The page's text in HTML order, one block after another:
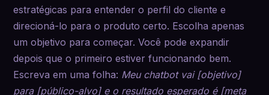
estratégicas para entender o perfil do cliente e
direcioná-lo para o produto certo. Escolha apenas
um objetivo para começar. Você pode expandir
depois que o primeiro estiver funcionando bem.
Escreva em uma folha: Meu chatbot vai [objetivo]
para [público-alvo] e o resultado esperado é [meta